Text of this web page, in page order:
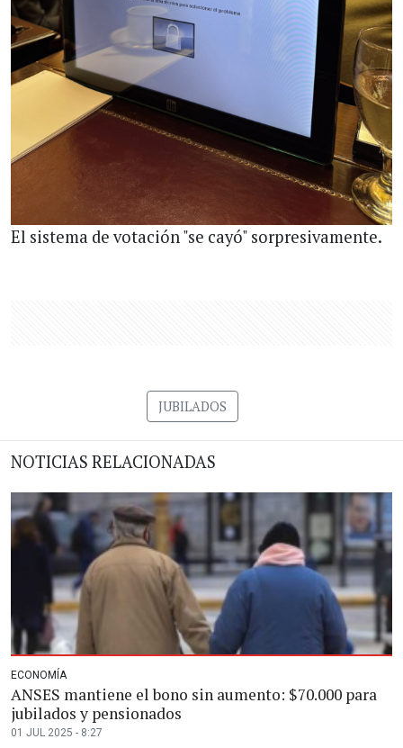
El sistema de votación "se cayó" sorpresivamente.
JUBILADOS
NOTICIAS RELACIONADAS
ECONOMÍA
ANSES mantiene el bono sin aumento: $70.000 para
jubilados y pensionados
01 JUL 2025 - 8:27